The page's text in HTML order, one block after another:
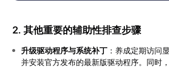
2. 其他重要的辅助性排查步骤
升级驱动程序与系统补丁 ：养成定期访问
并安装官方发布的最新版驱动程序。同时